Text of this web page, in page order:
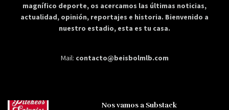
magnífico deporte, os acercamos las últimas noticias,
actualidad, opinión, reportajes e historia. Bienvenido a
nuestro estadio, esta es tu casa.
Mail: contacto@beisbolmlb.com
Nos vamos a Substack